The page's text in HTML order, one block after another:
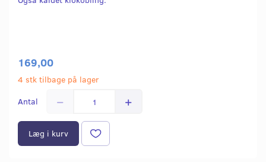
169,00
4 stk tilbage på lager
Antal
Læg i kurv